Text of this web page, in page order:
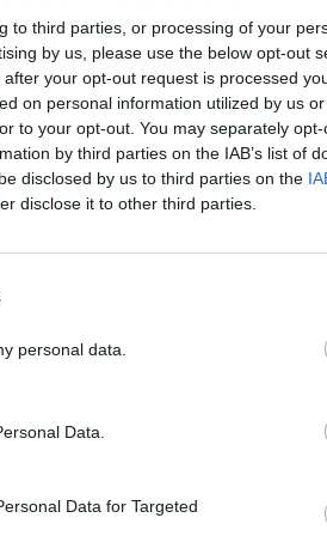
to third parties, or processing of your
by us, please use the below opt-out
your opt-out request is processed
on personal information utilized by us
to your opt-out. You may separately
by third parties on the IAB’s list of
disclosed by us to third parties on the
disclose it to other third parties.
personal data.
Data.
Data for Targeted
de las clases de
de los estudiantes.